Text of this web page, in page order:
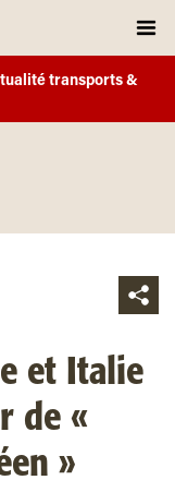
transports &
et Italie
de «
»